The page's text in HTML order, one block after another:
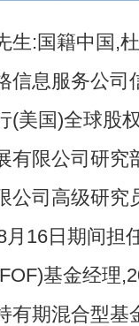
生:国籍中国,
信息服务公司
(美国)全球股
有限公司研究
公司高级研究
月16日期间担
基金经理
有期混合型基